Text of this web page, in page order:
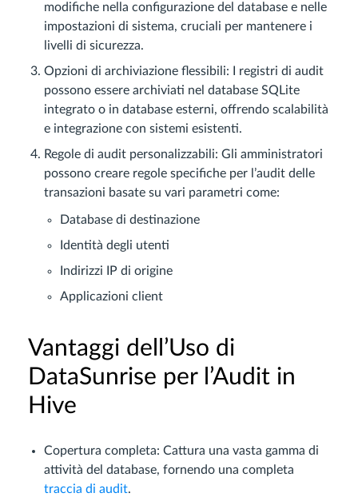
modifiche nella configurazione del database e nelle
impostazioni di sistema, cruciali per mantenere i
livelli di sicurezza.
Opzioni di archiviazione flessibili: I registri di audit
possono essere archiviati nel database SQLite
integrato o in database esterni, offrendo scalabilità
e integrazione con sistemi esistenti.
Regole di audit personalizzabili: Gli amministratori
possono creare regole specifiche per l’audit delle
transazioni basate su vari parametri come:
Database di destinazione
Identità degli utenti
Indirizzi IP di origine
Applicazioni client
Vantaggi dell’Uso di
DataSunrise per l’Audit in
Hive
Copertura completa: Cattura una vasta gamma di
attività del database, fornendo una completa
traccia di audit.